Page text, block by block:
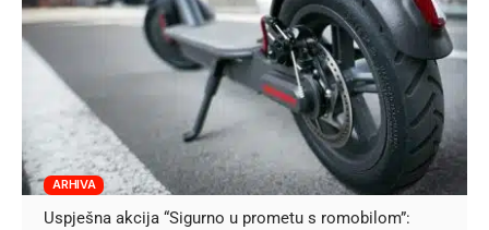
ARHIVA
Uspješna akcija “Sigurno u prometu s romobilom”: